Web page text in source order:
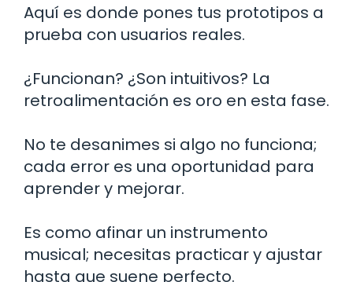
Aquí es donde pones tus prototipos a
prueba con usuarios reales.
¿Funcionan? ¿Son intuitivos? La
retroalimentación es oro en esta fase.
No te desanimes si algo no funciona;
cada error es una oportunidad para
aprender y mejorar.
Es como afinar un instrumento
musical; necesitas practicar y ajustar
hasta que suene perfecto.